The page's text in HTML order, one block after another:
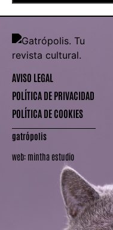
AVISO LEGAL
POLÍTICA DE PRIVACIDAD
POLÍTICA DE COOKIES
gatrópolis
web: mintha estudio